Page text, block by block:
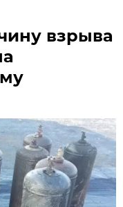
взрыва